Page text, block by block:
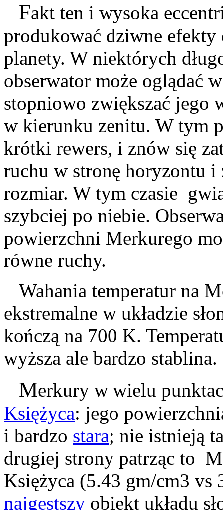
Fakt ten i wysoka
produkować dziwne
planety. W niektórych
obserwator może oglądać
stopniowo zwiększać jego
w kierunku zenitu. W tym
krótki rewers, i znów się
ruchu w stronę horyzontu
rozmiar. W tym czasie
szybciej po niebie.
powierzchni Merkurego
równe ruchy.
Wahania temperatur na
ekstremalne w układzie
kończą na 700 K.
wyższa ale bardzo stablina.
Merkury w wielu
Księżyca: jego
i bardzo stara; nie istnieją
drugiej strony patrząc to
Księżyca (5.43 gm/cm3
najgęstszy obiekt układu